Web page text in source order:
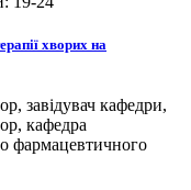
хворих на
завідувач кафедри,
кафедра
фармацевтичного